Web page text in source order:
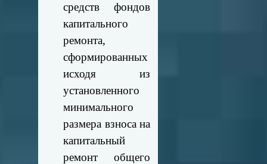
средств фондов
капитального
ремонта,
сформированных
исходя из
установленного
минимального
размера взноса на
капитальный
ремонт общего